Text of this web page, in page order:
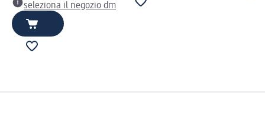
seleziona il negozio dm